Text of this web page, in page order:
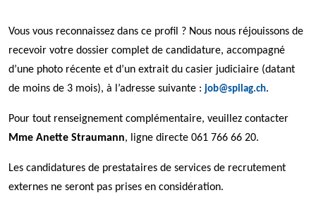
Vous vous reconnaissez dans ce profil ? Nous nous réjouissons de
recevoir votre dossier complet de candidature, accompagné
d’une photo récente et d’un extrait du casier judiciaire (datant
de moins de 3 mois), à l’adresse suivante : job@spilag.ch.
Pour tout renseignement complémentaire, veuillez contacter
Mme Anette Straumann, ligne directe 061 766 66 20.
Les candidatures de prestataires de services de recrutement
externes ne seront pas prises en considération.